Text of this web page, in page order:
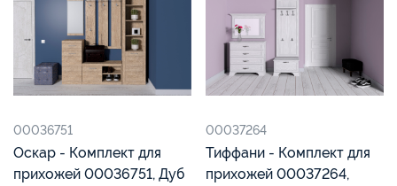
00036751
Оскар - Комплект для
прихожей 00036751, Дуб
00037264
Тиффани - Комплект для
прихожей 00037264,